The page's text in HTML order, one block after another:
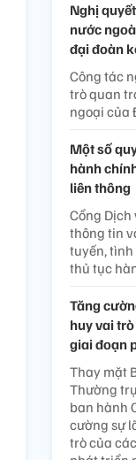
Nghị
nước
đại đoàn
Công tác
trò quan
ngoại của
Một số
hành
liên thông
Cổng
thông tin
tuyến,
thủ tục
Tăng
huy vai
giai đoạn
Thay mặt
Thường
ban hành
cường sự
trò của